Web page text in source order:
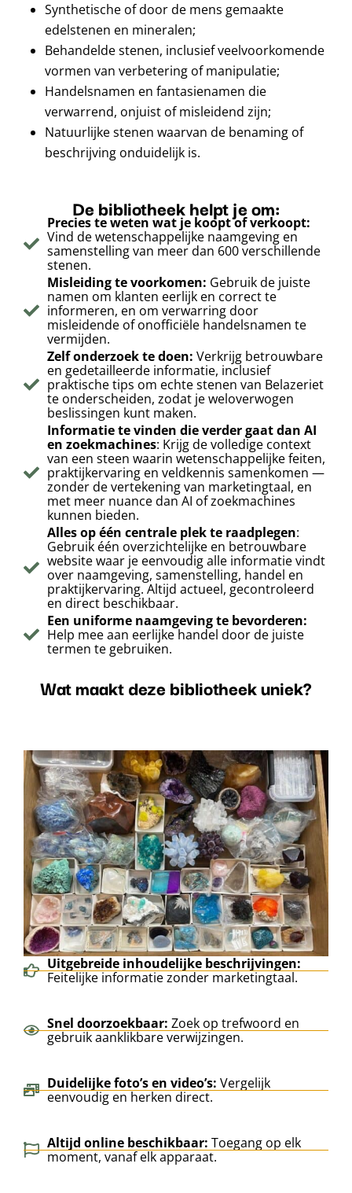
Synthetische of door de mens gemaakte
edelstenen en mineralen;
Behandelde stenen, inclusief veelvoorkomende
vormen van verbetering of manipulatie;
Handelsnamen en fantasienamen die
verwarrend, onjuist of misleidend zijn;
Natuurlijke stenen waarvan de benaming of
beschrijving onduidelijk is.
De bibliotheek helpt je om:
Precies te weten wat je koopt of verkoopt:
Vind de wetenschappelijke naamgeving en
samenstelling van meer dan 600 verschillende
stenen.
Misleiding te voorkomen: Gebruik de juiste
namen om klanten eerlijk en correct te
informeren, en om verwarring door
misleidende of onofficiële handelsnamen te
vermijden.
Zelf onderzoek te doen: Verkrijg betrouwbare
en gedetailleerde informatie, inclusief
praktische tips om echte stenen van Belazeriet
te onderscheiden, zodat je weloverwogen
beslissingen kunt maken.
Informatie te vinden die verder gaat dan AI
en zoekmachines: Krijg de volledige context
van een steen waarin wetenschappelijke feiten,
praktijkervaring en veldkennis samenkomen —
zonder de vertekening van marketingtaal, en
met meer nuance dan AI of zoekmachines
kunnen bieden.
Alles op één centrale plek te raadplegen:
Gebruik één overzichtelijke en betrouwbare
website waar je eenvoudig alle informatie vindt
over naamgeving, samenstelling, handel en
praktijkervaring. Altijd actueel, gecontroleerd
en direct beschikbaar.
Een uniforme naamgeving te bevorderen:
Help mee aan eerlijke handel door de juiste
termen te gebruiken.
Wat maakt deze bibliotheek uniek?
Uitgebreide inhoudelijke beschrijvingen:
Feitelijke informatie zonder marketingtaal.
Snel doorzoekbaar: Zoek op trefwoord en
gebruik aanklikbare verwijzingen.
Duidelijke foto’s en video’s: Vergelijk
eenvoudig en herken direct.
Altijd online beschikbaar: Toegang op elk
moment, vanaf elk apparaat.